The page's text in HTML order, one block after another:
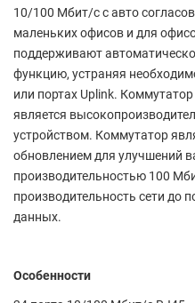
10/100 Мбит/с с авто
маленьких офисов и для
поддерживают
функцию, устраняя
или портах Uplink.
является
устройством. Коммутатор
обновлением для улучшений
производительностью 100
производительность сети до
данных.
Особенности